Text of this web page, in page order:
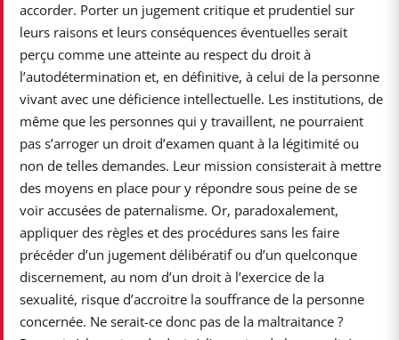
accorder. Porter un jugement critique et prudentiel sur
leurs raisons et leurs conséquences éventuelles serait
perçu comme une atteinte au respect du droit à
l’autodétermination et, en définitive, à celui de la personne
vivant avec une déficience intellectuelle. Les institutions, de
même que les personnes qui y travaillent, ne pourraient
pas s’arroger un droit d’examen quant à la légitimité ou
non de telles demandes. Leur mission consisterait à mettre
des moyens en place pour y répondre sous peine de se
voir accusées de paternalisme. Or, paradoxalement,
appliquer des règles et des procédures sans les faire
précéder d’un jugement délibératif ou d’un quelconque
discernement, au nom d’un droit à l’exercice de la
sexualité, risque d’accroitre la souffrance de la personne
concernée. Ne serait-ce donc pas de la maltraitance ?